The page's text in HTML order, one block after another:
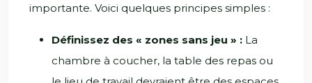
importante. Voici quelques principes simples :
Définissez des « zones sans jeu » : La
chambre à coucher, la table des repas ou